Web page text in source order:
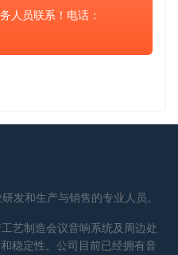
人员联系！电话：
发和生产与销售的专业人员。
艺制造会议音响系统及周边处
稳定性。公司目前已经拥有音